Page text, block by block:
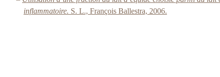
inflammatoire. S. L., François Ballestra, 2006.